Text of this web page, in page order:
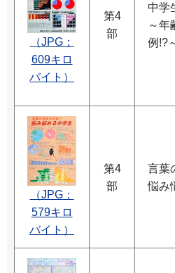
（JPG：
609キロ
バイト）
第4
部
中学
～年
例!?
（JPG：
579キロ
バイト）
第4
部
言葉
悩み